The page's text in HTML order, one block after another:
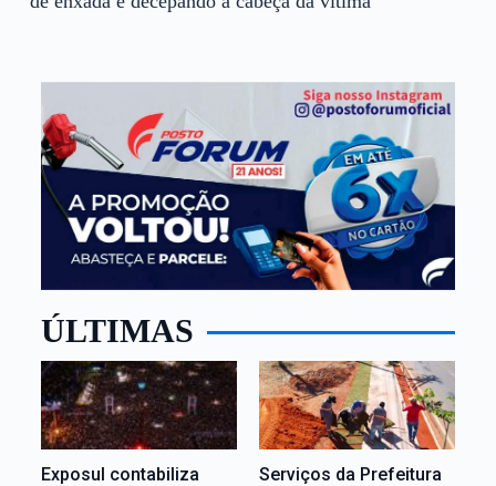
ÚLTIMAS
Exposul contabiliza
Serviços da Prefeitura